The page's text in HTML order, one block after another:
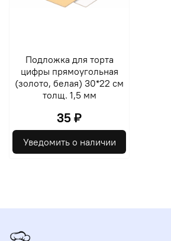
Подложка для торта
цифры прямоугольная
(золото, белая) 30*22 см
толщ. 1,5 мм
35 ₽
Уведомить о наличии